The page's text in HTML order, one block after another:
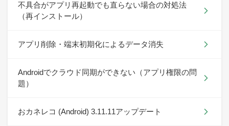
不具合がアプリ再起動でも直らない場合の対処法
（再インストール）
アプリ削除・端末初期化によるデータ消失
Androidでクラウド同期ができない（アプリ権限の問
題）
おカネレコ (Android) 3.11.11アップデート